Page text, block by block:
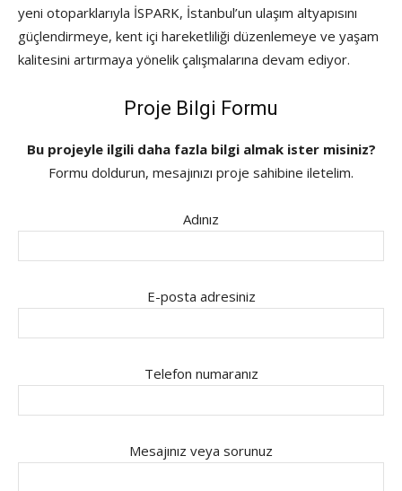
yeni otoparklarıyla İSPARK, İstanbul’un ulaşım altyapısını
güçlendirmeye, kent içi hareketliliği düzenlemeye ve yaşam
kalitesini artırmaya yönelik çalışmalarına devam ediyor.
Proje Bilgi Formu
Bu projeyle ilgili daha fazla bilgi almak ister misiniz?
Formu doldurun, mesajınızı proje sahibine iletelim.
Adınız
E-posta adresiniz
Telefon numaranız
Mesajınız veya sorunuz